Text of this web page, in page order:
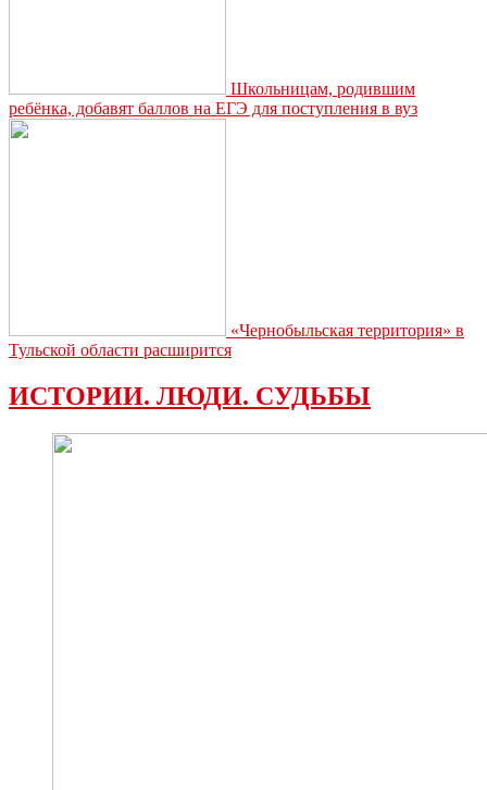
Школьницам, родившим
ребёнка, добавят баллов на ЕГЭ для поступления в вуз
«Чернобыльская территория» в
Тульской области расширится
ИСТОРИИ. ЛЮДИ. СУДЬБЫ